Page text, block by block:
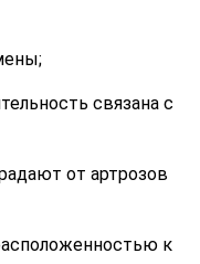
лишь ускорят
– люди, чья
плечи
условиях